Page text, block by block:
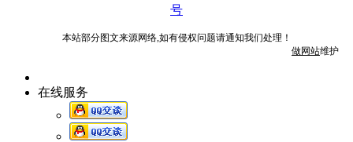
号
本站部分图文来源网络,如有侵权问题请通知我们处理！
做网站维护
在线服务